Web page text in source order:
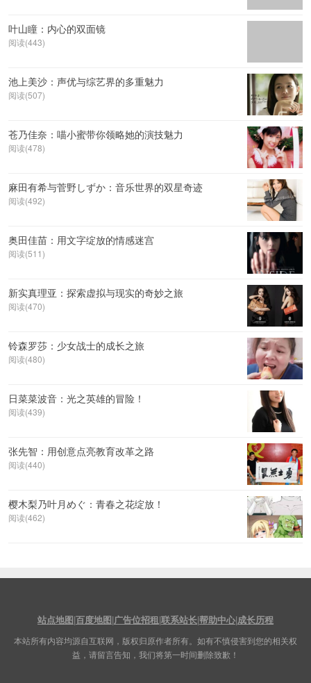
叶山瞳：内心的双面镜
阅读(443)
池上美沙：声优与综艺界的多重魅力
阅读(507)
苍乃佳奈：喵小蜜带你领略她的演技魅力
阅读(478)
麻田有希与菅野しずか：音乐世界的双星奇迹
阅读(492)
奥田佳苗：用文字绽放的情感迷宫
阅读(511)
新实真理亚：探索虚拟与现实的奇妙之旅
阅读(470)
铃森罗莎：少女战士的成长之旅
阅读(480)
日菜菜波音：光之英雄的冒险！
阅读(439)
张先智：用创意点亮教育改革之路
阅读(440)
樱木梨乃叶月めぐ：青春之花绽放！
阅读(462)
站点地图|百度地图|广告位招租|联系站长|帮助中心|成长历程
本站所有内容均源自互联网，版权归原作者所有。如有不慎侵害到您的相关权
益，请留言告知，我们将第一时间删除致歉！